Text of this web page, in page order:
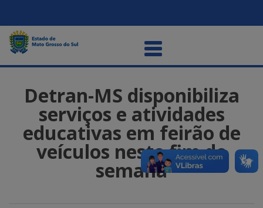
Detran-MS disponibiliza
serviços e atividades
educativas em feirão de
veículos neste fim de
semana